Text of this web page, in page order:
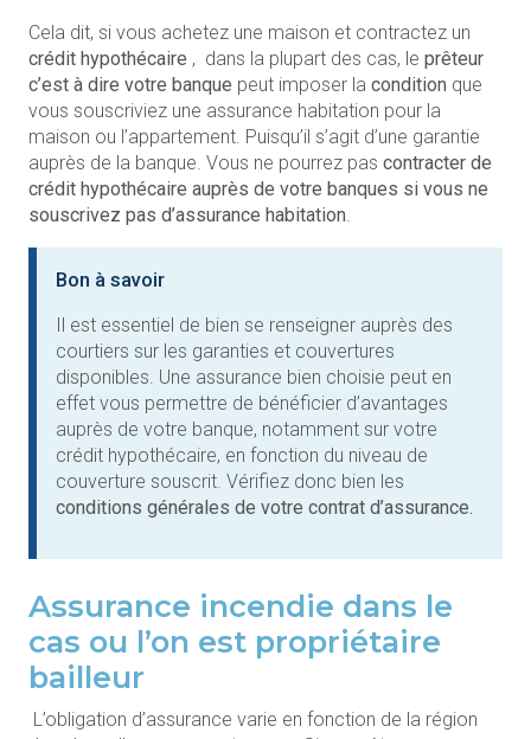
Cela dit, si vous achetez une maison et contractez un
crédit hypothécaire , dans la plupart des cas, le prêteur
c’est à dire votre banque peut imposer la condition que
vous souscriviez une assurance habitation pour la
maison ou l’appartement. Puisqu’il s’agit d’une garantie
auprès de la banque. Vous ne pourrez pas contracter de
crédit hypothécaire auprès de votre banques si vous ne
souscrivez pas d’assurance habitation.
Bon à savoir
Il est essentiel de bien se renseigner auprès des
courtiers sur les garanties et couvertures
disponibles. Une assurance bien choisie peut en
effet vous permettre de bénéficier d’avantages
auprès de votre banque, notamment sur votre
crédit hypothécaire, en fonction du niveau de
couverture souscrit. Vérifiez donc bien les
conditions générales de votre contrat d’assurance.
Assurance incendie dans le
cas ou l’on est propriétaire
bailleur
L’obligation d’assurance varie en fonction de la région